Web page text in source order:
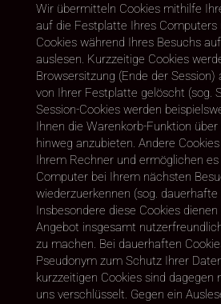
Wir übermitteln Cookies mithilfe
auf die Festplatte Ihres Computers
Cookies während Ihres Besuchs
auslesen. Kurzzeitige Cookies
Browsersitzung (Ende der
von Ihrer Festplatte gelöscht (sog.
Session-Cookies werden
Ihnen die Warenkorb-Funktion
hinweg anzubieten. Andere
Ihrem Rechner und ermöglichen es
Computer bei Ihrem nächsten
wiederzuerkennen (sog. dauerhafte
Insbesondere diese Cookies
Angebot insgesamt
zu machen. Bei dauerhaften
Pseudonym zum Schutz Ihrer
kurzzeitigen Cookies sind dagegen
uns verschlüsselt. Gegen ein